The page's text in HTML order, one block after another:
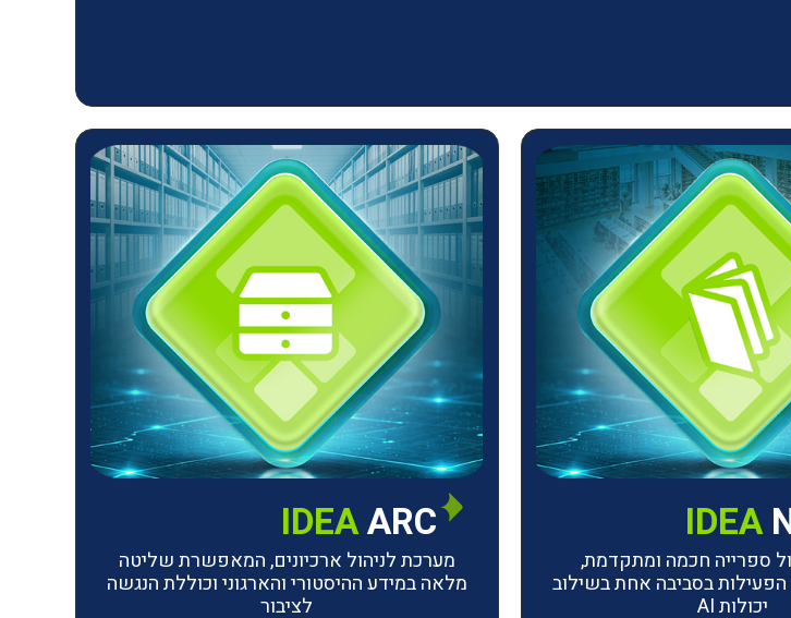
IDEA
ספרייה חכמה ומתקדמת,
בסביבה אחת בשילוב
יכולות AI
IDEAARC
מערכת לניהול ארכיונים, המאפשרת שליטה
מלאה במידע ההיסטורי והארגוני וכוללת הנגשה
לציבור